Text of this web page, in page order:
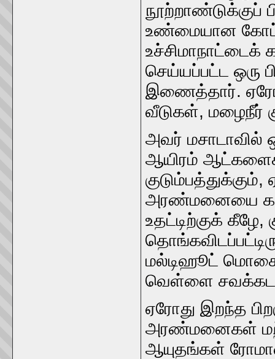
நூற்றாண்டுக்குப்
உண்மையான
செய்யப்பட்ட ஒரு
இணைத்தார்.
வீடுகள், மழைநீர்
அவர் மசாடாவில்
ஆயிரம்
அரண்மனையை
உதட்டிற்குக் கீழே,
மல்டிஹூட்
வெள்ளை
ஏரோது இறந்த
அரண்மனைகள்
ஆயுதங்கள்